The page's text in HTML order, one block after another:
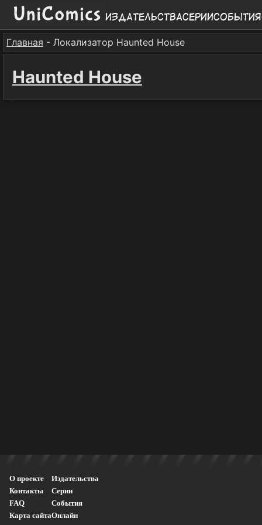
ИздательстваСерииСобытия
Главная - Локализатор Haunted House
Haunted House
О проекте
Контакты
FAQ
Карта сайта
Издательства
Серии
События
Онлайн